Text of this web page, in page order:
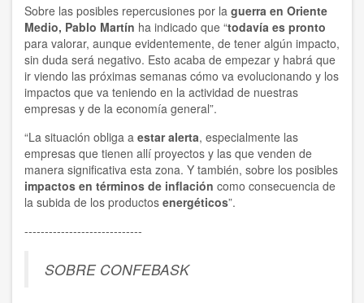
Sobre las posibles repercusiones por la guerra en Oriente
Medio, Pablo Martín ha indicado que “todavía es pronto
para valorar, aunque evidentemente, de tener algún impacto,
sin duda será negativo. Esto acaba de empezar y habrá que
ir viendo las próximas semanas cómo va evolucionando y los
impactos que va teniendo en la actividad de nuestras
empresas y de la economía general”.
“La situación obliga a estar alerta, especialmente las
empresas que tienen allí proyectos y las que venden de
manera significativa esta zona. Y también, sobre los posibles
impactos en términos de inflación como consecuencia de
la subida de los productos energéticos”.
-----------------------------
SOBRE CONFEBASK